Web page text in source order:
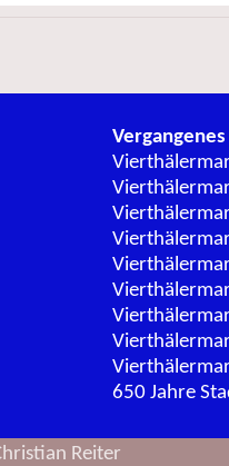
Vergangenes
650 Jahre
Reiter